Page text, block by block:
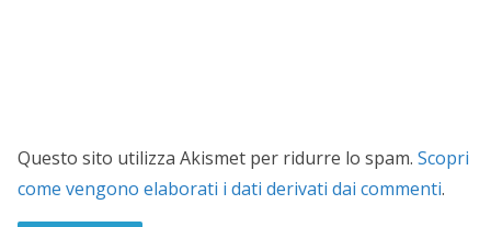
Questo sito utilizza Akismet per ridurre lo spam. Scopri
come vengono elaborati i dati derivati dai commenti.